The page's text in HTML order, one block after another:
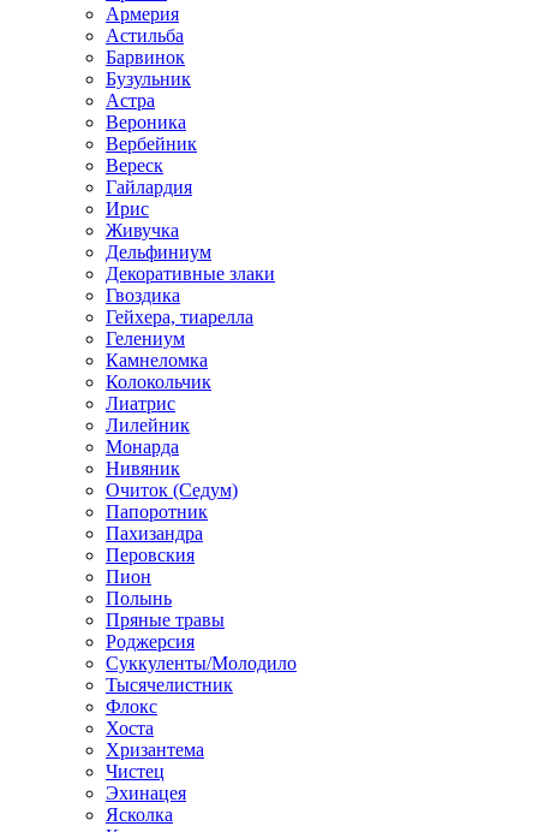
Армерия
Астильбa
Барвинок
Бузульник
Астра
Вероника
Вербейник
Вереск
Гайлардия
Ирис
Живучка
Дельфиниум
Декоративные злаки
Гвоздика
Гейхера, тиарелла
Гелениум
Камнеломка
Колокольчик
Лиатрис
Лилейник
Монарда
Нивяник
Очиток (Седум)
Папоротник
Пахизандра
Перовския
Пион
Полынь
Пряные травы
Роджерсия
Суккуленты/Молодило
Тысячелистник
Флокс
Хоста
Хризантема
Чистец
Эхинацея
Ясколка